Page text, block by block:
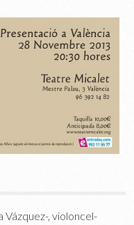
Vázquez-, violoncel-